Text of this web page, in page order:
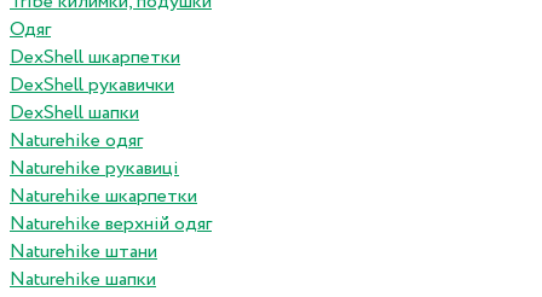
Одяг
DexShell шкарпетки
DexShell рукавички
DexShell шапки
Naturehike одяг
Naturehike рукавиці
Naturehike шкарпетки
Naturehike верхній одяг
Naturehike штани
Naturehike шапки